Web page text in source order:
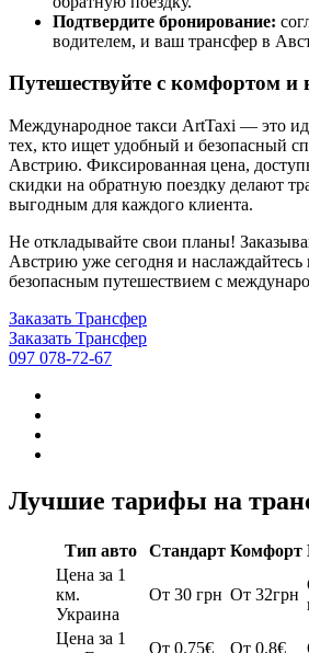
Подтвердите бронирование:
водителем, и ваш трансфер в
Путешествуйте с комфортом и
Международное такси ArtTaxi — это
тех, кто ищет удобный и безопасный
Австрию. Фиксированная цена,
скидки на обратную поездку делают
выгодным для каждого клиента.
Не откладывайте свои планы!
Австрию уже сегодня и
безопасным путешествием с
Заказать Трансфер
Заказать Трансфер
097 078-72-67
Лучшие тарифы на
Тип авто Стандарт Комфорт
Цена за 1
км.
Украина
От 30 грн От 32грн
Цена за 1
От 0.75€ От 0.8€